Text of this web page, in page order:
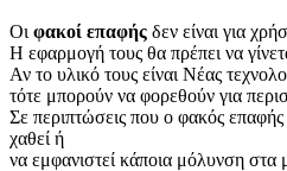
Oι φακοί επαφής δεν είναι για
Η εφαρμογή τους θα πρέπει να
Αν το υλικό τους είναι Νέας
τότε μπορούν να φορεθούν για
Σε περιπτώσεις που ο φακός επαφής
χαθεί ή
να εμφανιστεί κάποια μόλυνση στα